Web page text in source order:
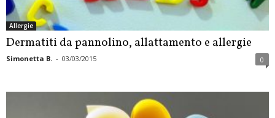
Allergie
Dermatiti da pannolino, allattamento e allergie
Simonetta B. - 03/03/2015 0